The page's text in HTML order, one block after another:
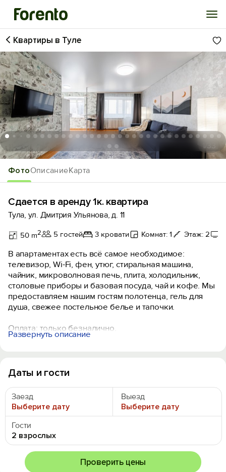
Войти
Избранное
История просмотра
Добавить свой объект
ФотоОписаниеКарта
Квартиры в Туле
1/33
Сдается в аренду 1к. квартира
Тула, ул. Дмитрия Ульянова, д. 11
50 m2 5 гостей 3 кровати Комнат: 1 Этаж: 2
В апартаментах есть всё самое необходимое:
телевизор, Wi-Fi, фен, утюг, стиральная машина,
чайник, микроволновая печь, плита, холодильник,
столовые приборы и базовая посуда, чай и кофе. Мы
предоставляем нашим гостям полотенца, гель для
душа, свежее постельное белье и тапочки.
Оплата: только безналично.
Для заселения необходим документ,
Время заезда: с 15:00 до 23:00
Время выезда: до 12:00
Предоставляем отчетные документы.
Курение в квартире строго запрещено.
С животными не сдаем.
Квартира не сдается для мероприятий.
За аренду квартиры мы взимаем залог 3000 руб.,
который будет возвращен в течение дня после
Вашего выезда, если с квартирой всё будет в
Развернуть описание
Даты и гости
Заезд
Выберите дату
Выезд
Выберите дату
Гости
2 взрослых
Проверить цены